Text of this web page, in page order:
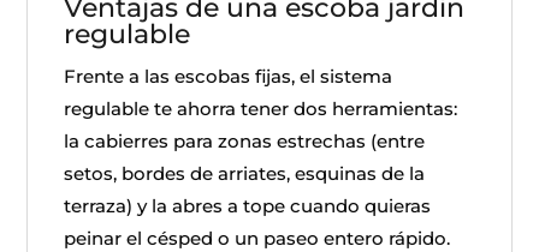
Ventajas de una escoba jardin
regulable
Frente a las escobas fijas, el sistema
regulable te ahorra tener dos herramientas:
la cabierres para zonas estrechas (entre
setos, bordes de arriates, esquinas de la
terraza) y la abres a tope cuando quieras
peinar el césped o un paseo entero rápido.